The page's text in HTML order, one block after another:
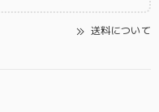
送料について